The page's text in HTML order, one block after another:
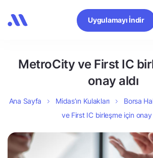
Uygulamayı İndir
MetroCity ve First IC
onay aldı
Ana Sayfa Midas’ın Kulakları Borsa
ve First IC birleşme için onay